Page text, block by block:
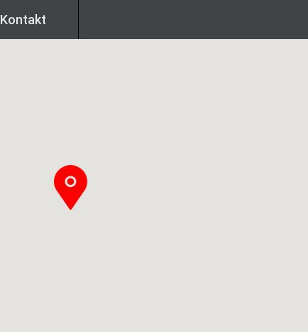
Kontakt